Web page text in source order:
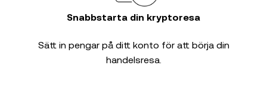
Snabbstarta din kryptoresa
Sätt in pengar på ditt konto för att börja din
handelsresa.